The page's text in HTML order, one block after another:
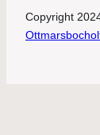
Copyright